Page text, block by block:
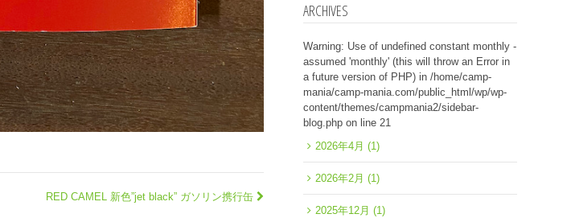
RED CAMEL 新色”jet black” ガソリン携行缶
ARCHIVES
Warning: Use of undefined constant monthly -
assumed 'monthly' (this will throw an Error in
a future version of PHP) in /home/camp-
mania/camp-mania.com/public_html/wp/wp-
content/themes/campmania2/sidebar-
blog.phpon line 21
2026年4月 (1)
2026年2月 (1)
2025年12月 (1)